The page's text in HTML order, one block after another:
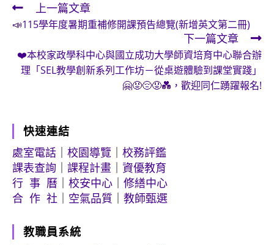
Read
more
articles
上一篇文章
📣115學年度暑期重補修開課預告總覽(新增英文第二冊)
下一篇文章
❤️本校家政學科中心與國立成功大學師資培育中心聯合辦
理「SEL教學創新系列工作坊－從桌遊體驗到課堂實踐」
🤗😡😔😟💑，歡迎同仁踴躍報名!
快速連結
處室電話
校園導覽
校務評鑑
課表查詢
課程計畫
資優教育
行 事 曆
校安中心
修繕中心
合 作 社
空氣品質 教師甄選
教職員系統